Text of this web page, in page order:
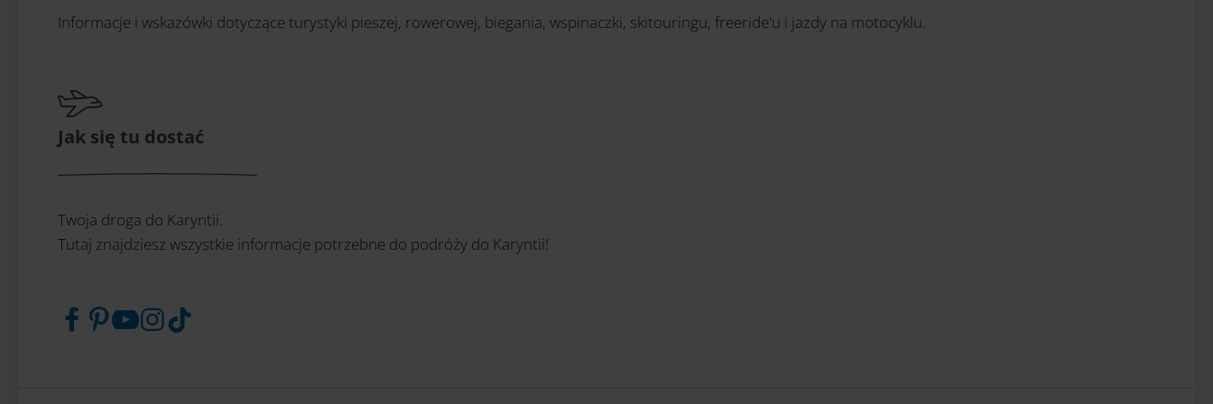
Informacje i wskazówki dotyczące turystyki pieszej, rowerowej, biegania, wspinaczki, skitouringu, freeride'u i jazdy na motocyklu.
Jak się tu dostać
Twoja droga do Karyntii.
Tutaj znajdziesz wszystkie informacje potrzebne do podróży do Karyntii!